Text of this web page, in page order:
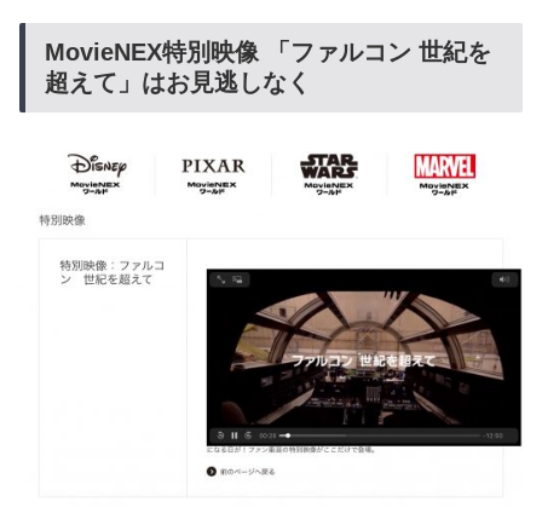
MovieNEX特別映像 「ファルコン 世紀を
超えて」はお見逃しなく